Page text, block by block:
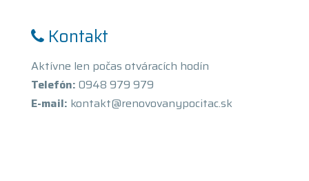
Kontakt
Aktívne len počas otváracích hodín
Telefón: 0948 979 979
E-mail: kontakt@renovovanypocitac.sk